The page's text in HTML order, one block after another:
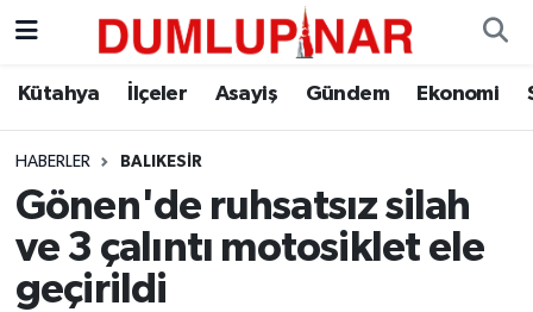
Kütahya İlçeler Asayiş Gündem Ekonomi
HABERLER BALIKESIR
Gönen'de ruhsatsız silah
ve 3 çalıntı motosiklet ele
geçirildi
Asayiş
Diğer
Dünya
Eğitim
Kütahya Hava Durumu
Kütahya Trafik Yoğunluk Haritası
Süper Lig Puan Durumu ve Fikstür
Tüm Manşetler